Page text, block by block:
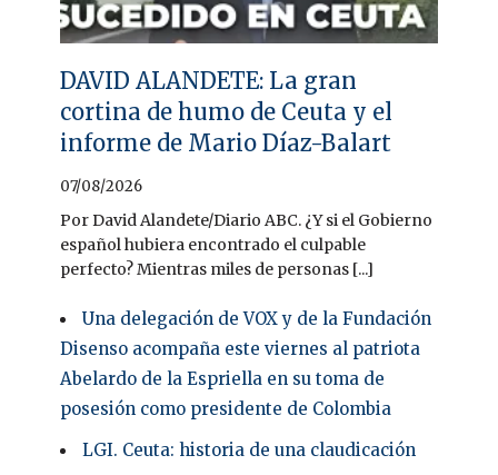
DAVID ALANDETE: La gran
cortina de humo de Ceuta y el
informe de Mario Díaz-Balart
07/08/2026
Por David Alandete/Diario ABC. ¿Y si el Gobierno
español hubiera encontrado el culpable
perfecto? Mientras miles de personas [...]
Una delegación de VOX y de la Fundación
Disenso acompaña este viernes al patriota
Abelardo de la Espriella en su toma de
posesión como presidente de Colombia
LGI. Ceuta: historia de una claudicación